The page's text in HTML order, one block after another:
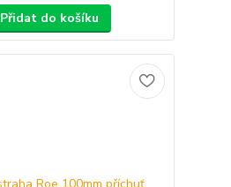
Přidat do košíku